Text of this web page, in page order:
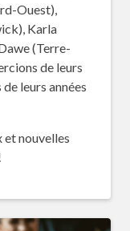
Ouest),
Karla
(Terre-
de leurs
leurs années
et nouvelles